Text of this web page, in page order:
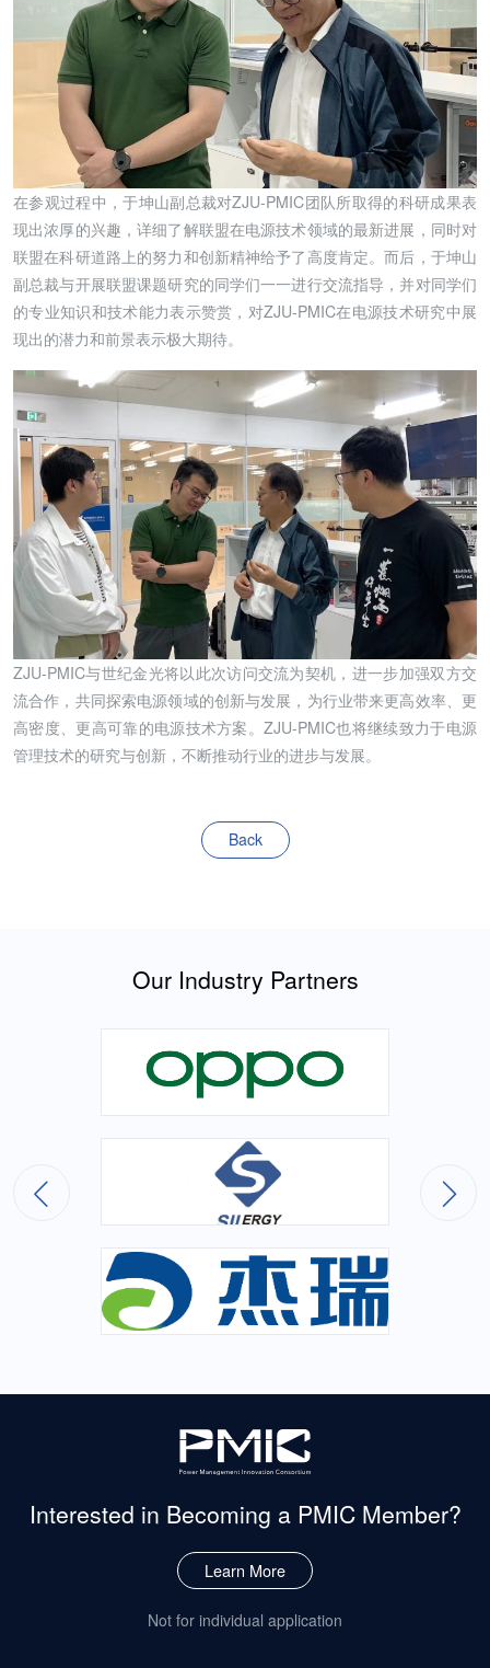
在参观过程中，于坤山副总裁对ZJU-PMIC团队所取得的科研成果表
现出浓厚的兴趣，详细了解联盟在电源技术领域的最新进展，同时对
联盟在科研道路上的努力和创新精神给予了高度肯定。而后，于坤山
副总裁与开展联盟课题研究的同学们一一进行交流指导，并对同学们
的专业知识和技术能力表示赞赏，对ZJU-PMIC在电源技术研究中展
现出的潜力和前景表示极大期待。
ZJU-PMIC与世纪金光将以此次访问交流为契机，进一步加强双方交
流合作，共同探索电源领域的创新与发展，为行业带来更高效率、更
高密度、更高可靠的电源技术方案。ZJU-PMIC也将继续致力于电源
管理技术的研究与创新，不断推动行业的进步与发展。
Back
Our Industry Partners
Interested in Becoming a PMIC Member?
Learn More
Not for individual application